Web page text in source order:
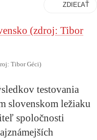
ZDIEĽAŤ
Tibor Géci)
testovania
slovenskom ležiaku
spoločnosti